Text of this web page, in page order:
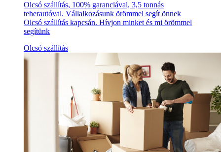
Olcsó szállítás, 100% garanciával, 3,5 tonnás
teherautóval. Vállalkozásunk örömmel segít önnek
Olcsó szállítás kapcsán. Hívjon minket és mi örömmel
segítünk
Olcsó szállítás